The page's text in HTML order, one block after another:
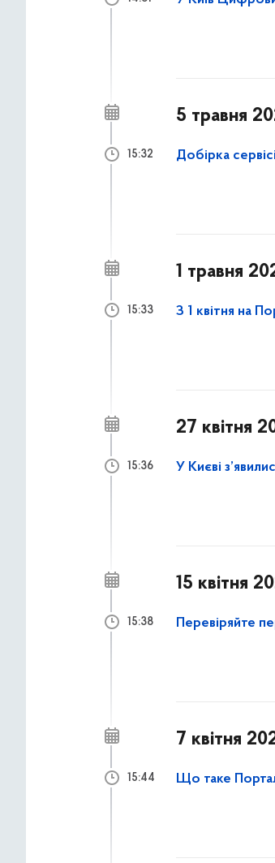
5 травня
Добірка
15:32
1 травня
З 1 квітня на
15:33
27 квітня
У Києві
15:36
15 квітня
Перевіряйте
15:38
7 квітня
Що таке
15:44